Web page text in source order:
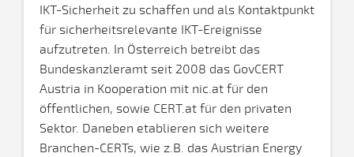
IKT-Sicherheit zu schaffen und als Kontaktpunkt
für sicherheitsrelevante IKT-Ereignisse
aufzutreten. In Österreich betreibt das
Bundeskanzleramt seit 2008 das GovCERT
Austria in Kooperation mit nic.at für den
öffentlichen, sowie CERT.at für den privaten
Sektor. Daneben etablieren sich weitere
Branchen-CERTs, wie z.B. das Austrian Energy